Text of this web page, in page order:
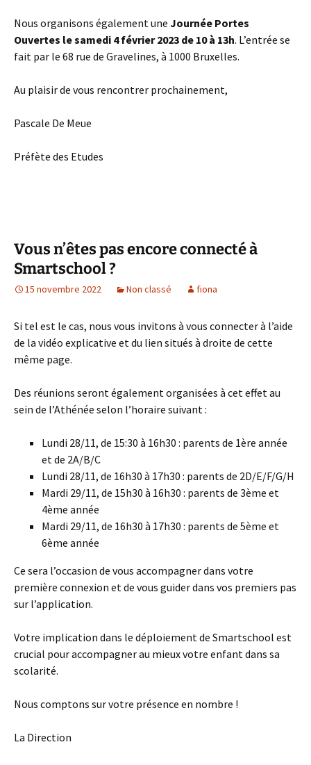
Nous organisons également une Journée Portes
Ouvertes le samedi 4 février 2023 de 10 à 13h. L’entrée se
fait par le 68 rue de Gravelines, à 1000 Bruxelles.
Au plaisir de vous rencontrer prochainement,
Pascale De Meue
Préfète des Etudes
Vous n’êtes pas encore connecté à
Smartschool ?
15 novembre 2022 Non classé fiona
Si tel est le cas, nous vous invitons à vous connecter à l’aide
de la vidéo explicative et du lien situés à droite de cette
même page.
Des réunions seront également organisées à cet effet au
sein de l’Athénée selon l’horaire suivant :
Lundi 28/11, de 15:30 à 16h30 : parents de 1ère année
et de 2A/B/C
Lundi 28/11, de 16h30 à 17h30 : parents de 2D/E/F/G/H
Mardi 29/11, de 15h30 à 16h30 : parents de 3ème et
4ème année
Mardi 29/11, de 16h30 à 17h30 : parents de 5ème et
6ème année
Ce sera l’occasion de vous accompagner dans votre
première connexion et de vous guider dans vos premiers pas
sur l’application.
Votre implication dans le déploiement de Smartschool est
crucial pour accompagner au mieux votre enfant dans sa
scolarité.
Nous comptons sur votre présence en nombre !
La Direction